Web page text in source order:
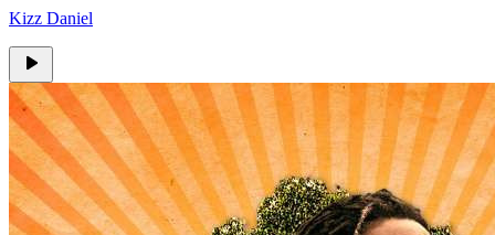
Kizz Daniel